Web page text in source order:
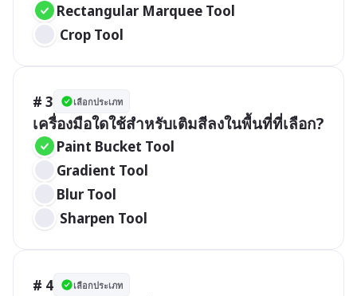
Rectangular Marquee Tool
Crop Tool
# 3 เลือกประเภท
เครื่องมือใดใช้สำหรับเติมสีลงในพื้นที่ที่เลือก?
Paint Bucket Tool
Gradient Tool
Blur Tool
Sharpen Tool
# 4 เลือกประเภท